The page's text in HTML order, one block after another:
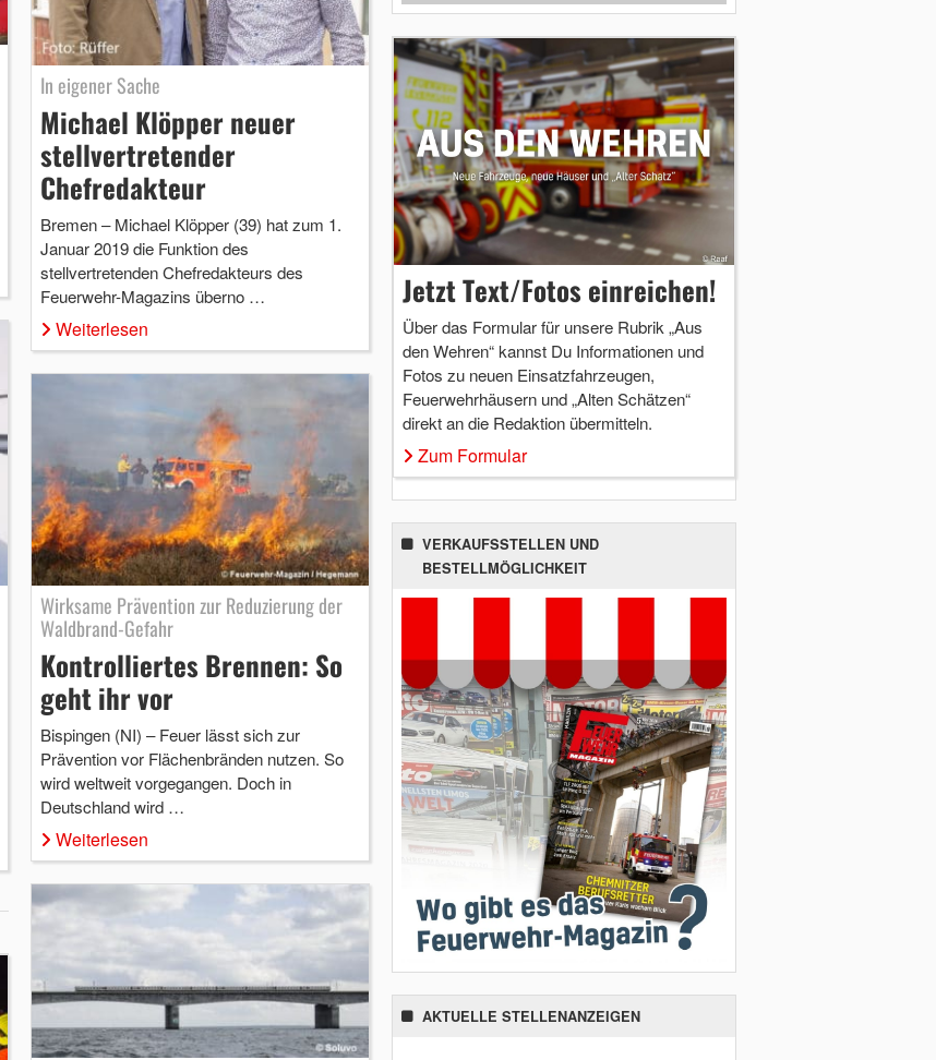
In eigener Sache
Michael Klöpper neuer
stellvertretender
Chefredakteur
Bremen – Michael Klöpper (39) hat zum 1.
Januar 2019 die Funktion des
stellvertretenden Chefredakteurs des
Feuerwehr-Magazins überno …
Weiterlesen
Wirksame Prävention zur Reduzierung der
Waldbrand-Gefahr
Kontrolliertes Brennen: So
geht ihr vor
Bispingen (NI) – Feuer lässt sich zur
Prävention vor Flächenbränden nutzen. So
wird weltweit vorgegangen. Doch in
Deutschland wird …
Weiterlesen
Jetzt Text/Fotos einreichen!
Über das Formular für unsere Rubrik „Aus
den Wehren“ kannst Du Informationen und
Fotos zu neuen Einsatzfahrzeugen,
Feuerwehrhäusern und „Alten Schätzen“
direkt an die Redaktion übermitteln.
Zum Formular
VERKAUFSSTELLEN UND
BESTELLMÖGLICHKEIT
AKTUELLE STELLENANZEIGEN